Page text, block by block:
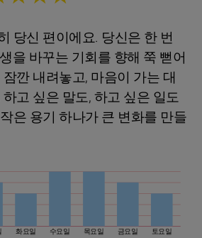
화요일 수요일 목요일 금요일 토요일
당신 편이에요. 당신은 한 번
을 바꾸는 기회를 향해 쭉 뻗어
깐 내려놓고, 마음이 가는 대
고 싶은 말도, 하고 싶은 일도
은 용기 하나가 큰 변화를 만들